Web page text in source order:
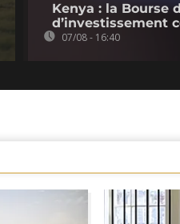
Kenya : la Bourse
d’investissement
07/08 - 16:40